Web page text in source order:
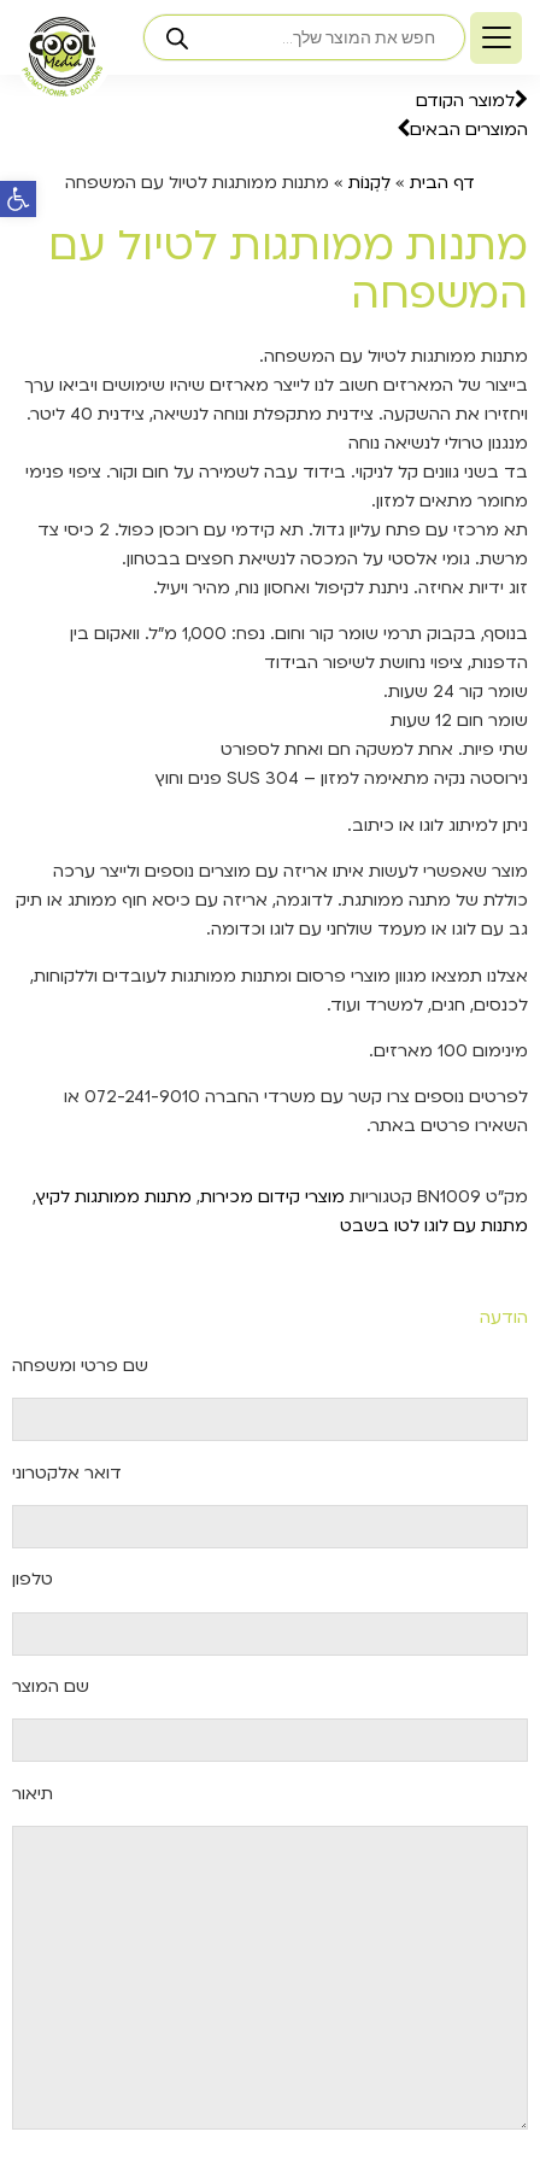
פתח
למוצר הקודם
המוצרים הבאים
דף הבית » לִקְנוֹת » מתנות ממותגות לטיול עם המשפחה
מתנות ממותגות לטיול עם
המשפחה
מתנות ממותגות לטיול עם המשפחה.
בייצור של המארזים חשוב לנו לייצר מארזים שיהיו שימושים ויביאו ערך
ויחזירו את ההשקעה. צידנית מתקפלת ונוחה לנשיאה, צידנית 40 ליטר.
מנגנון טרולי לנשיאה נוחה
בד בשני גוונים קל לניקוי. בידוד עבה לשמירה על חום וקור. ציפוי פנימי
מחומר מתאים למזון.
תא מרכזי עם פתח עליון גדול. תא קידמי עם רוכסן כפול. 2 כיסי צד
מרשת. גומי אלסטי על המכסה לנשיאת חפצים בבטחון.
זוג ידיות אחיזה. ניתנת לקיפול ואחסון נוח, מהיר ויעיל.
בנוסף, בקבוק תרמי שומר קור וחום. נפח: 1,000 מ”ל. וואקום בין
הדפנות, ציפוי נחושת לשיפור הבידוד
שומר קור 24 שעות.
שומר חום 12 שעות
שתי פיות. אחת למשקה חם ואחת לספורט
נירוסטה נקיה מתאימה למזון – SUS 304 פנים וחוץ
ניתן למיתוג לוגו או כיתוב.
מוצר שאפשרי לעשות איתו אריזה עם מוצרים נוספים ולייצר ערכה
כוללת של מתנה ממותגת. לדוגמה, אריזה עם כיסא חוף ממותג או תיק
גב עם לוגו או מעמד שולחני עם לוגו וכדומה.
אצלנו תמצאו מגוון מוצרי פרסום ומתנות ממותגות לעובדים וללקוחות,
לכנסים, חגים, למשרד ועוד.
מינימום 100 מארזים.
לפרטים נוספים צרו קשר עם משרדי החברה 072-241-9010 או
השאירו פרטים באתר.
מק"ט BN1009 קטגוריות מוצרי קידום מכירות, מתנות ממותגות לקיץ,
מתנות עם לוגו לטו בשבט
הודעה
שם פרטי ומשפחה
דואר אלקטרוני
טלפון
שם המוצר
תיאור